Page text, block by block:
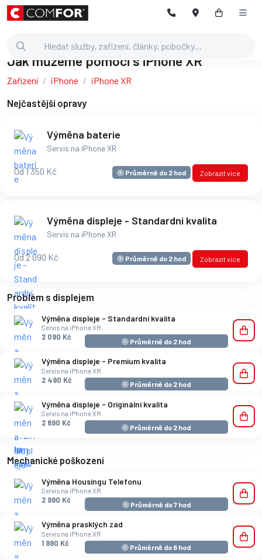
Jak můžeme pomoci s iPhone XR
Zařízení iPhone iPhone XR
Nejčastější opravy
Výměna baterie
Servis na iPhone XR
Od 1 350 Kč Průměrně do 2 hod Zobrazit více
Výměna displeje - Standardní kvalita
Servis na iPhone XR
Od 2 090 Kč Průměrně do 2 hod Zobrazit více
Problém s displejem
Výměna displeje - Standardní kvalita
Servis na iPhone XR
2 090 Kč
Průměrně do 2 hod
Výměna displeje - Premium kvalita
Servis na iPhone XR
2 490 Kč
Průměrně do 2 hod
Výměna displeje - Originální kvalita
Servis na iPhone XR
2 890 Kč
Průměrně do 2 hod
Mechanické poškození
Výměna Housingu Telefonu
Servis na iPhone XR
2 990 Kč
Průměrně do 7 hod
Výměna prasklých zad
Servis na iPhone XR
1 990 Kč
Průměrně do 6 hod